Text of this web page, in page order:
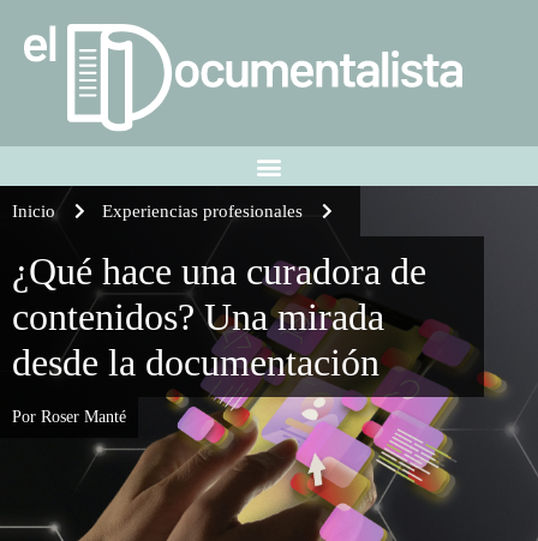
Inicio Experiencias profesionales
¿Qué hace una curadora de
contenidos? Una mirada
desde la documentación
Por Roser Manté